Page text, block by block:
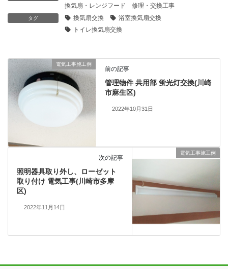
換気扇・レンジフード 修理・交換工事
タグ 換気扇交換
浴室換気扇交換
トイレ換気扇交換
電気工事施工例
前の記事
管理物件 共用部 蛍光灯交換(川崎
市麻生区)
2022年10月31日
電気工事施工例
次の記事
照明器具取り外し、ローゼット
取り付け 電気工事(川崎市多摩
区)
2022年11月14日